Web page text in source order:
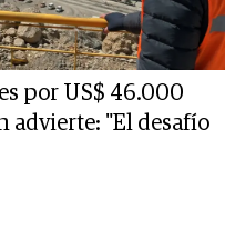
por US$ 46.000
advierte: "El desafío